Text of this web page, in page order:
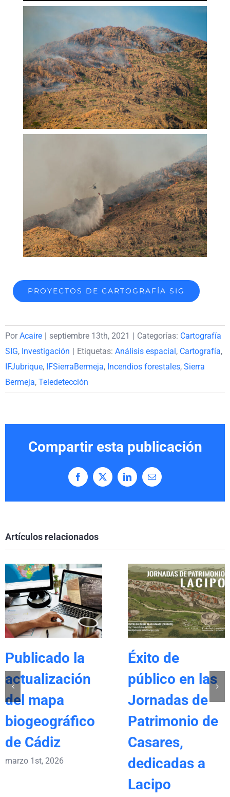
PROYECTOS DE CARTOGRAFÍA SIG
PorAcaire | septiembre 13th, 2021 | Categorías: Cartografía
SIG, Investigación | Etiquetas: Análisis espacial, Cartografía,
IFJubrique, IFSierraBermeja, Incendios forestales, Sierra
Bermeja, Teledetección
Compartir esta publicación
Facebook
X LinkedInCorreo
electrónico
Artículos relacionados
Publicado la
actualización
del mapa
biogeográfico
de Cádiz
marzo 1st, 2026
Éxito de
público en las
Jornadas de
Patrimonio de
Casares,
dedicadas a
Lacipo